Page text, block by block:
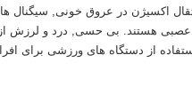
اکسیژن در عروق خونی, سیگنال
عصبی هستند. بی حسی, درد و لرزش
از دستگاه های ورزشی برای افراد